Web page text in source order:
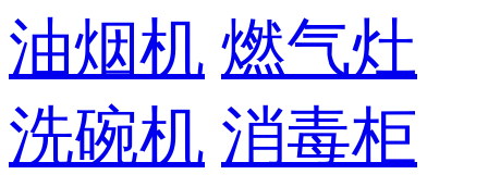
油烟机 燃气灶
洗碗机 消毒柜